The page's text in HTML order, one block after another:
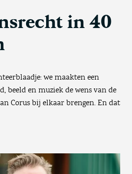
in 40
we maakten een
beeld en muziek de wens van de
Corus bij elkaar brengen. En dat